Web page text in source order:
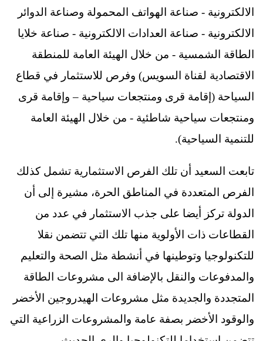
الالكترونية - صناعة الهواتف المحمولة وصناعة الدوائر
الالكترونية - صناعة العدادات الالكترونية - صناعة خلايا
الطاقة الشمسية - من خلال الهيئة العامة للمنطقة
الاقتصادية لقناة السويس) وفرص للاستثمار في قطاع
السياحة (إقامة قرى ومنتجعات سياحية – وإقامة قرى
ومنتجعات سياحية شاطئية - من خلال الهيئة العامة
للتنمية السياحية).
تابعت السعيد أن تلك الفرص الاستثمارية تشمل كذلك
الفرص المتعددة في المناطق الحرة، مشيرة إلى أن
الدولة تركز أيضا على جذب الاستثمار في عدد من
القطاعات ذات الأولوية منها تلك التي تتضمن نقلا
للتكنولوجيا وتوطينها في أنشطة مثل الصحة والتعليم
والمدفوعات والنقل بالإضافة الى مشروعات الطاقة
المتجددة والجديدة مثل مشروعات الهيدروجين الأخضر
والوقود الأخضر بصفة عامة والمشروعات الزراعية التي